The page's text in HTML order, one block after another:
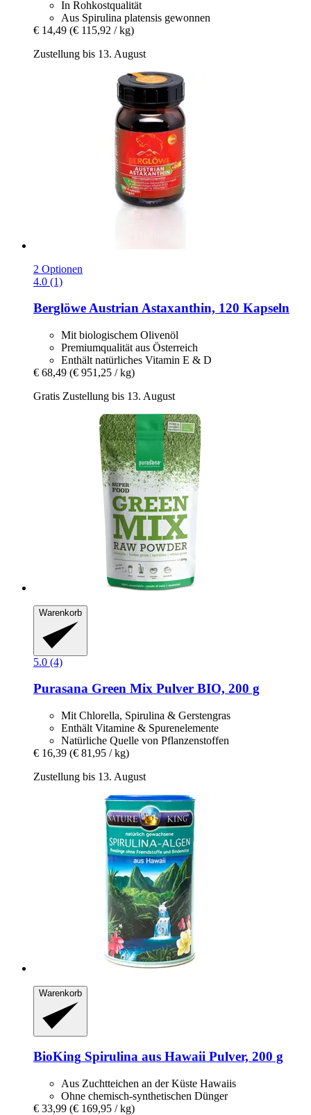
In Rohkostqualität
Aus Spirulina platensis gewonnen
€ 14,49 (€ 115,92 / kg)
Zustellung bis 13. August
2 Optionen
4.0 (1)
BerglöweAustrian Astaxanthin, 120 Kapseln
Mit biologischem Olivenöl
Premiumqualität aus Österreich
Enthält natürliches Vitamin E & D
€ 68,49 (€ 951,25 / kg)
Gratis Zustellung bis 13. August
Warenkorb
5.0 (4)
Purasana Green Mix Pulver BIO, 200 g
Mit Chlorella, Spirulina & Gerstengras
Enthält Vitamine & Spurenelemente
Natürliche Quelle von Pflanzenstoffen
€ 16,39 (€ 81,95 / kg)
Zustellung bis 13. August
Warenkorb
BioKing Spirulina aus Hawaii Pulver, 200 g
Aus Zuchtteichen an der Küste Hawaiis
Ohne chemisch-synthetischen Dünger
€ 33,99 (€ 169,95 / kg)